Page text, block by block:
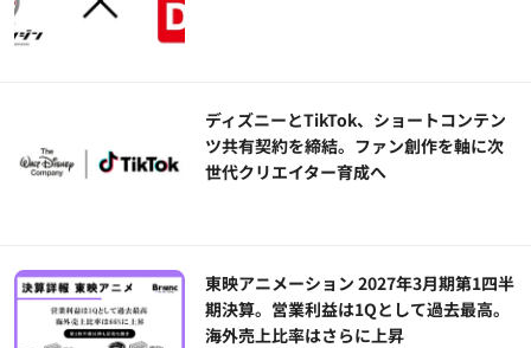
ディズニーとTikTok、ショートコンテン
ツ共有契約を締結。ファン創作を軸に次
世代クリエイター育成へ
東映アニメーション 2027年3月期第1四半
期決算。営業利益は1Qとして過去最高。
海外売上比率はさらに上昇